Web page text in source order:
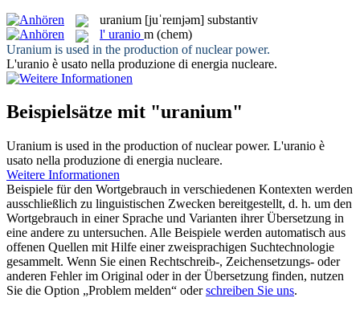
uranium [juˈreɪnjəm] substantiv
l' uranio m (chem)
Uranium is used in the production of nuclear power.
L'uranio è usato nella produzione di energia nucleare.
Beispielsätze mit "uranium"
Uranium is used in the production of nuclear power. L'uranio è
usato nella produzione di energia nucleare.
Weitere Informationen
Beispiele für den Wortgebrauch in verschiedenen Kontexten werden
ausschließlich zu linguistischen Zwecken bereitgestellt, d. h. um den
Wortgebrauch in einer Sprache und Varianten ihrer Übersetzung in
eine andere zu untersuchen. Alle Beispiele werden automatisch aus
offenen Quellen mit Hilfe einer zweisprachigen Suchtechnologie
gesammelt. Wenn Sie einen Rechtschreib-, Zeichensetzungs- oder
anderen Fehler im Original oder in der Übersetzung finden, nutzen
Sie die Option „Problem melden“ oderschreiben Sie uns.